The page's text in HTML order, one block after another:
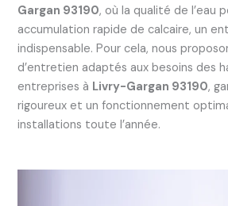
Gargan 93190, où la qualité de l’eau
accumulation rapide de calcaire, un
indispensable. Pour cela, nous
d’entretien adaptés aux besoins des
entreprises à Livry-Gargan 93190,
rigoureux et un fonctionnement
installations toute l’année.